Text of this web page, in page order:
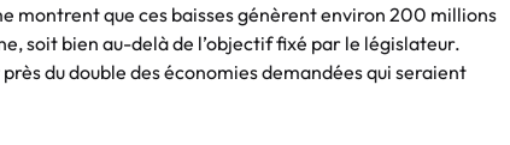
montrent que ces baisses génèrent environ 200 millions
soit bien au-delà de l’objectif fixé par le législateur.
du double des économies demandées qui seraient